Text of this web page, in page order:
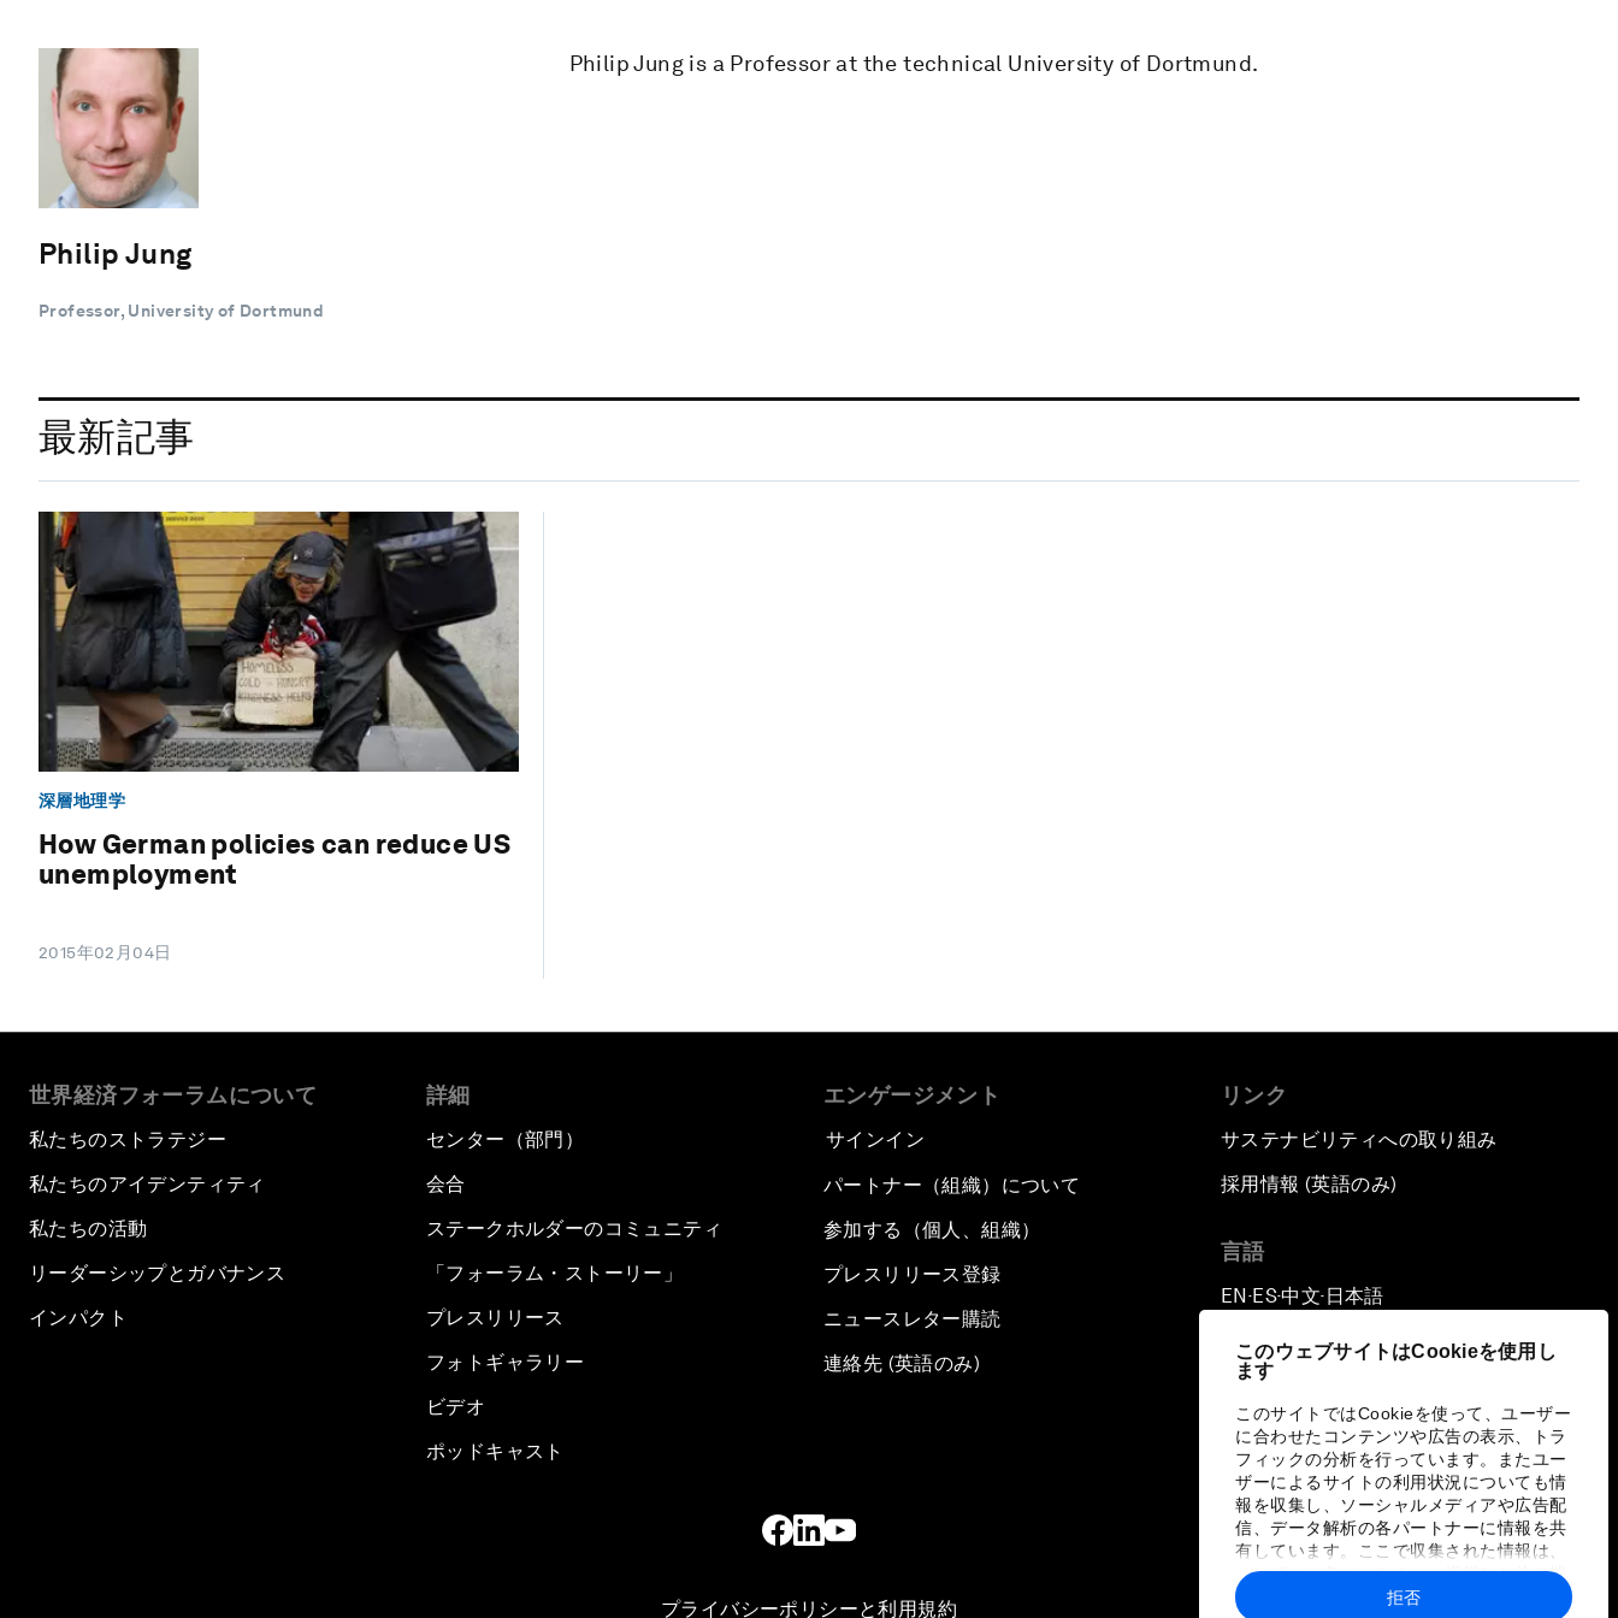
このウェブサイトはCookieを使用し
ます
このサイトではCookieを使って、ユーザー
に合わせたコンテンツや広告の表示、トラ
フィックの分析を行っています。またユー
ザーによるサイトの利用状況についても情
報を収集し、ソーシャルメディアや広告配
信、データ解析の各パートナーに情報を共
有しています。ここで収集された情報は、
ユーザーが各パートナーに提供した他の情
報や各パートナーのサービスを使用した際
拒否
Philip Jung
Professor, University of Dortmund
Philip Jung is a Professor at the technical University of Dortmund.
最新記事
深層地理学
How German policies can reduce US
unemployment
2015年02月04日
世界経済フォーラムについて
私たちのストラテジー
私たちのアイデンティティ
私たちの活動
リーダーシップとガバナンス
インパクト
詳細
センター（部門）
会合
ステークホルダーのコミュニティ
「フォーラム・ストーリー」
プレスリリース
フォトギャラリー
ビデオ
ポッドキャスト
エンゲージメント
サインイン
パートナー（組織）について
参加する（個人、組織）
プレスリリース登録
ニュースレター購読
連絡先 (英語のみ)
リンク
サステナビリティへの取り組み
採用情報 (英語のみ)
言語
EN ▪ ES▪中文▪ 日本語
プライバシーポリシーと利用規約